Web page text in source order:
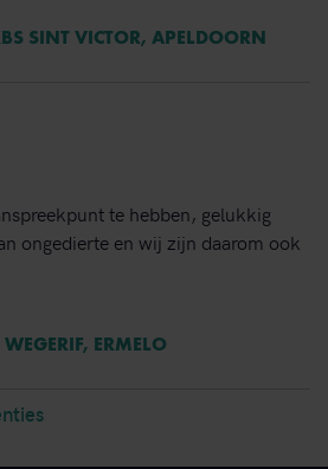
SINT VICTOR, APELDOORN
te hebben, gelukkig
ongedierte en wij zijn daarom ook
ERMELO